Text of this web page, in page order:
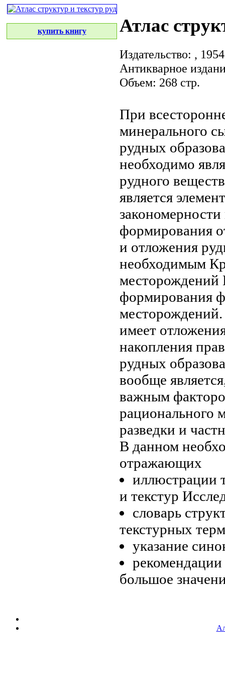
купить книгу Атлас
Издательство: ,
Антикварное
Объем: 268 стр.
При
минерального
рудных
необходимо
рудного
является
формирования
и отложения
необходимым
месторождений
формирования
имеет
накопления
рудных
вообще
важным
рационального
разведки и
В данном
отражающих
иллюстрации
и текстур
словарь
текстурных
указание
большое